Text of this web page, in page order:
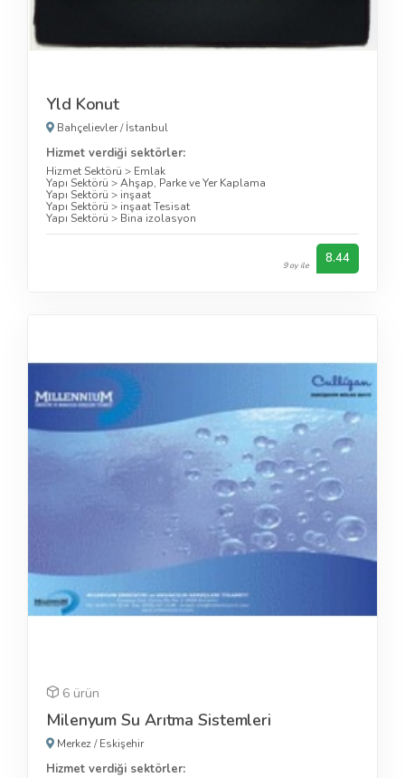
Yld Konut
Bahçelievler/İstanbul
Hizmet verdiği sektörler:
Hizmet Sektörü > Emlak
Yapı Sektörü >Ahşap, Parke ve Yer Kaplama
Yapı Sektörü > inşaat
Yapı Sektörü > inşaat Tesisat
Yapı Sektörü > Bina izolasyon
9 oy ile 8.44
6 ürün
Milenyum Su Arıtma Sistemleri
Merkez/Eskişehir
Hizmet verdiği sektörler: